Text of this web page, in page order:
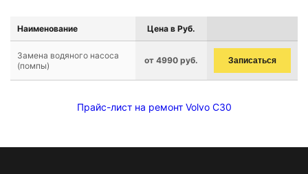
Наименование Цена в Руб.
Замена водяного насоса
(помпы)
от 4990 руб. Записаться
Прайс-лист на ремонт Volvo C30